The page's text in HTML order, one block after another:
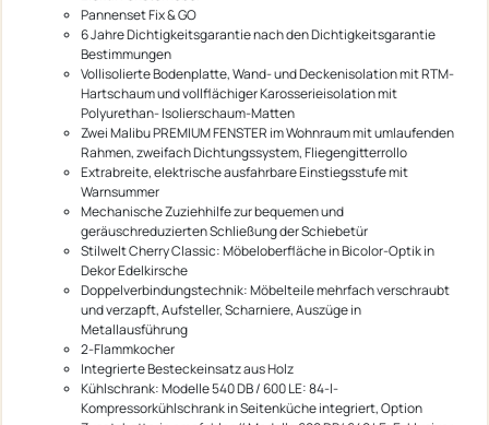
Pannenset Fix & GO
6 Jahre Dichtigkeitsgarantie nach den Dichtigkeitsgarantie
Bestimmungen
Vollisolierte Bodenplatte, Wand- und Deckenisolation mit RTM-
Hartschaum und vollflächiger Karosserieisolation mit
Polyurethan- Isolierschaum-Matten
Zwei Malibu PREMIUM FENSTER im Wohnraum mit umlaufenden
Rahmen, zweifach Dichtungssystem, Fliegengitterrollo
Extrabreite, elektrische ausfahrbare Einstiegsstufe mit
Warnsummer
Mechanische Zuziehhilfe zur bequemen und
geräuschreduzierten Schließung der Schiebetür
Stilwelt Cherry Classic: Möbeloberfläche in Bicolor-Optik in
Dekor Edelkirsche
Doppelverbindungstechnik: Möbelteile mehrfach verschraubt
und verzapft, Aufsteller, Scharniere, Auszüge in
Metallausführung
2-Flammkocher
Integrierte Besteckeinsatz aus Holz
Kühlschrank: Modelle 540 DB / 600 LE: 84-l-
Kompressorkühlschrank in Seitenküche integriert, Option